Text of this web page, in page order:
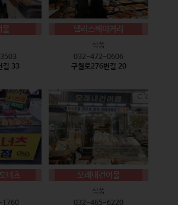
물
길 33
델리스베이커리
식품
032-472-0606
구월로276번길 20
너츠 모래내건어물
식품
032-465-6220